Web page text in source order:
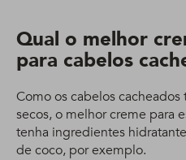
Qual o melhor
para cabelos
Como os cabelos
secos, o melhor creme para
tenha ingredientes
de coco, por exemplo.